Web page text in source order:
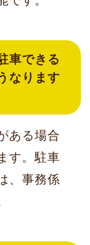
車できる
なります
ある場合
す。駐車
、事務係